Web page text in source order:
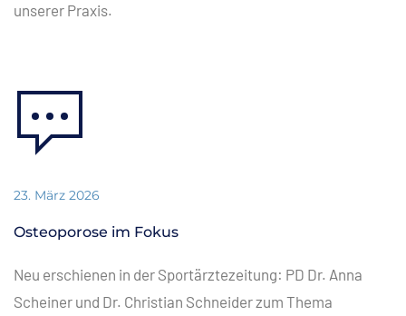
unserer Praxis.
23. März 2026
Osteoporose im Fokus
Neu erschienen in der Sportärztezeitung: PD Dr. Anna
Scheiner und Dr. Christian Schneider zum Thema